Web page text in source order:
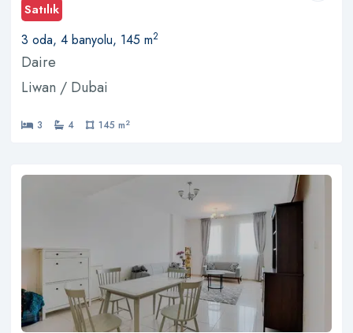
Satılık
3 oda, 4 banyolu, 145 m2
Daire
Liwan / Dubai
3 4 145 m2